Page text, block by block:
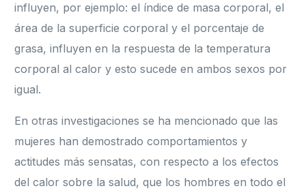
influyen, por ejemplo: el índice de masa corporal, el
área de la superficie corporal y el porcentaje de
grasa, influyen en la respuesta de la temperatura
corporal al calor y esto sucede en ambos sexos por
igual.
En otras investigaciones se ha mencionado que las
mujeres han demostrado comportamientos y
actitudes más sensatas, con respecto a los efectos
del calor sobre la salud, que los hombres en todo el